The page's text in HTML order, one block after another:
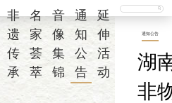
非
遗
传
承
名
家
荟
萃
音
像
集
锦
通
知
公
告
延
伸
活
动
通知公告
湖
非